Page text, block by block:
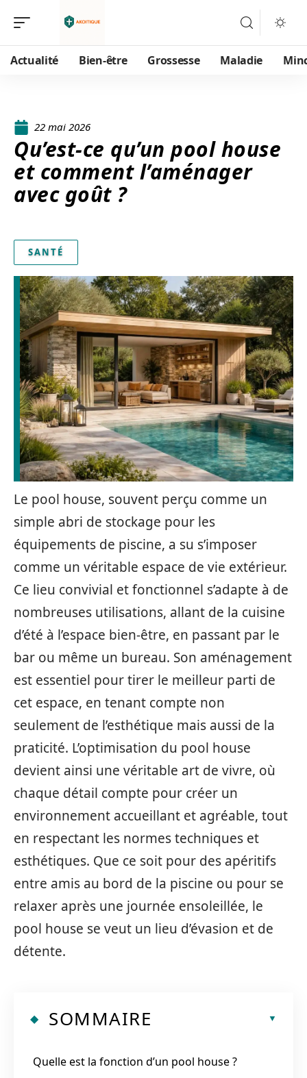
Actualité Bien-être Grossesse Maladie
22 mai 2026
Qu’est-ce qu’un pool house
et comment l’aménager
avec goût ?
SANTÉ
Le pool house, souvent perçu comme un
simple abri de stockage pour les
équipements de piscine, a su s’imposer
comme un véritable espace de vie extérieur.
Ce lieu convivial et fonctionnel s’adapte à de
nombreuses utilisations, allant de la cuisine
d’été à l’espace bien-être, en passant par le
bar ou même un bureau. Son aménagement
est essentiel pour tirer le meilleur parti de
cet espace, en tenant compte non
seulement de l’esthétique mais aussi de la
praticité. L’optimisation du pool house
devient ainsi une véritable art de vivre, où
chaque détail compte pour créer un
environnement accueillant et agréable, tout
en respectant les normes techniques et
esthétiques. Que ce soit pour des apéritifs
entre amis au bord de la piscine ou pour se
relaxer après une journée ensoleillée, le
pool house se veut un lieu d’évasion et de
détente.
SOMMAIRE
Quelle est la fonction d’un pool house ?